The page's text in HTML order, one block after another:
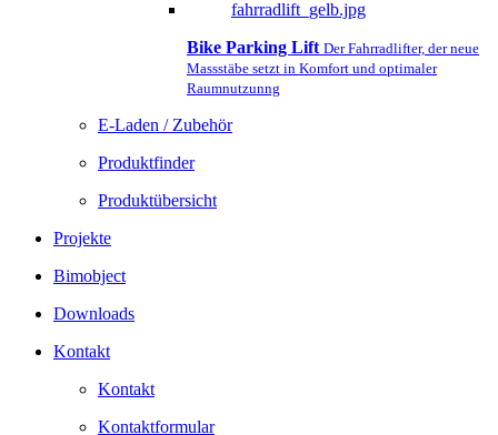
Bike Parking Lift Der Fahrradlifter, der neue
Massstäbe setzt in Komfort und optimaler
Raumnutzunng
E-Laden / Zubehör
Produktfinder
Produktübersicht
Projekte
Bimobject
Downloads
Kontakt
Kontakt
Kontaktformular